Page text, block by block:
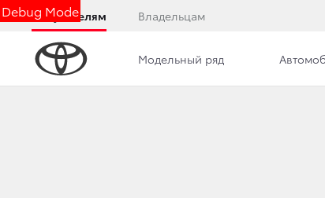
Debug Mode
Покупателям Владельцам
Модельный ряд